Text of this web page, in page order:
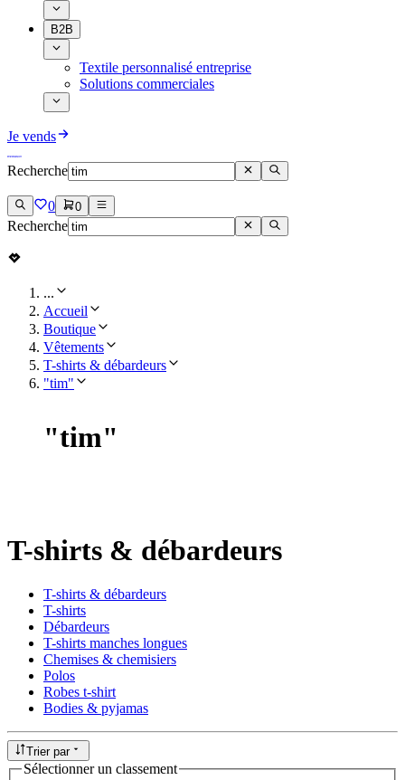
B2B
Textile personnalisé entreprise
Solutions commerciales
Je vends
Recherche
0 0
Recherche
...
Accueil
Boutique
Vêtements
T-shirts & débardeurs
"tim"
"tim"
T-shirts & débardeurs
T-shirts & débardeurs
T-shirts
Débardeurs
T-shirts manches longues
Chemises & chemisiers
Polos
Robes t-shirt
Bodies & pyjamas
Trier par
Sélectionner un classement